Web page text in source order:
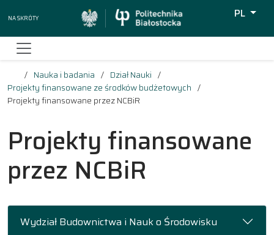
Na skróty
PL
Nauka i badania
Dział Nauki
Projekty finansowane ze środków budżetowych
Projekty finansowane przez NCBiR
Projekty finansowane
przez NCBiR
Wydział Budownictwa i Nauk o Środowisku